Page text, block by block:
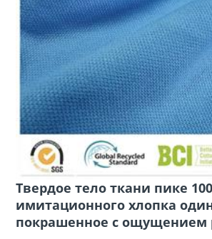
Твердое тело ткани пике
имитационного хлопка
покрашенное с ощущением